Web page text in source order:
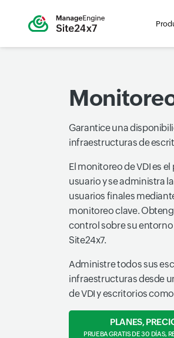
Garantice una
infraestructuras de
El monitoreo de VDI es
usuario y se administra
usuarios finales
monitoreo clave.
control sobre su entorno
Site24x7.
Administre todos sus
infraestructuras desde
de VDI y escritorios
PLANES,
PRUEBA GRATIS DE 30 DÍAS,